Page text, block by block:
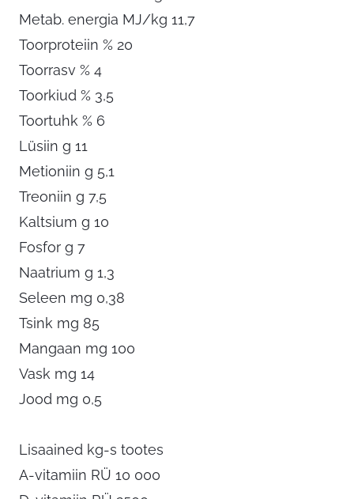
Metab. energia MJ/kg 11,7
Toorproteiin % 20
Toorrasv % 4
Toorkiud % 3,5
Toortuhk % 6
Lüsiin g 11
Metioniin g 5,1
Treoniin g 7,5
Kaltsium g 10
Fosfor g 7
Naatrium g 1,3
Seleen mg 0,38
Tsink mg 85
Mangaan mg 100
Vask mg 14
Jood mg 0,5
Lisaained kg-s tootes
A-vitamiin RÜ 10 000